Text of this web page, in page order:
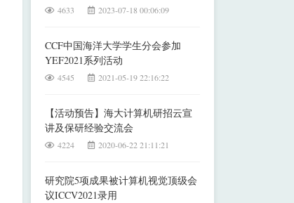
4633 2023-07-18 00:06:09
CCF中国海洋大学学生分会参加
YEF2021系列活动
4545 2021-05-19 22:16:22
【活动预告】海大计算机研招云宣
讲及保研经验交流会
4224 2020-06-22 21:11:21
研究院5项成果被计算机视觉顶级会
议ICCV2021录用